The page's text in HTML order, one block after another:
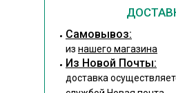
Cамовывоз:
из нашего магазина
Из Новой Почты:
доставка